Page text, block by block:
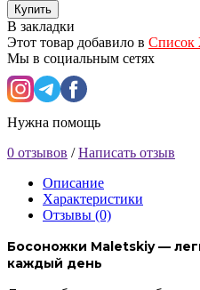
Купить
В закладки
Этот товар добавило в Список
Мы в социальным сетях
Нужна помощь
0 отзывов /Написать отзыв
Описание
Характеристики
Отзывы (0)
Босоножки Maletskiy —
каждый день